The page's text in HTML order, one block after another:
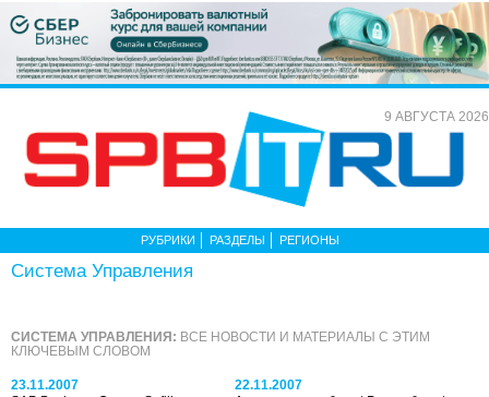
9 АВГУСТА 2026
РУБРИКИ РАЗДЕЛЫ РЕГИОНЫ
Система Управления
СИСТЕМА УПРАВЛЕНИЯ: ВСЕ НОВОСТИ И МАТЕРИАЛЫ С ЭТИМ
КЛЮЧЕВЫМ СЛОВОМ
23.11.2007
22.11.2007